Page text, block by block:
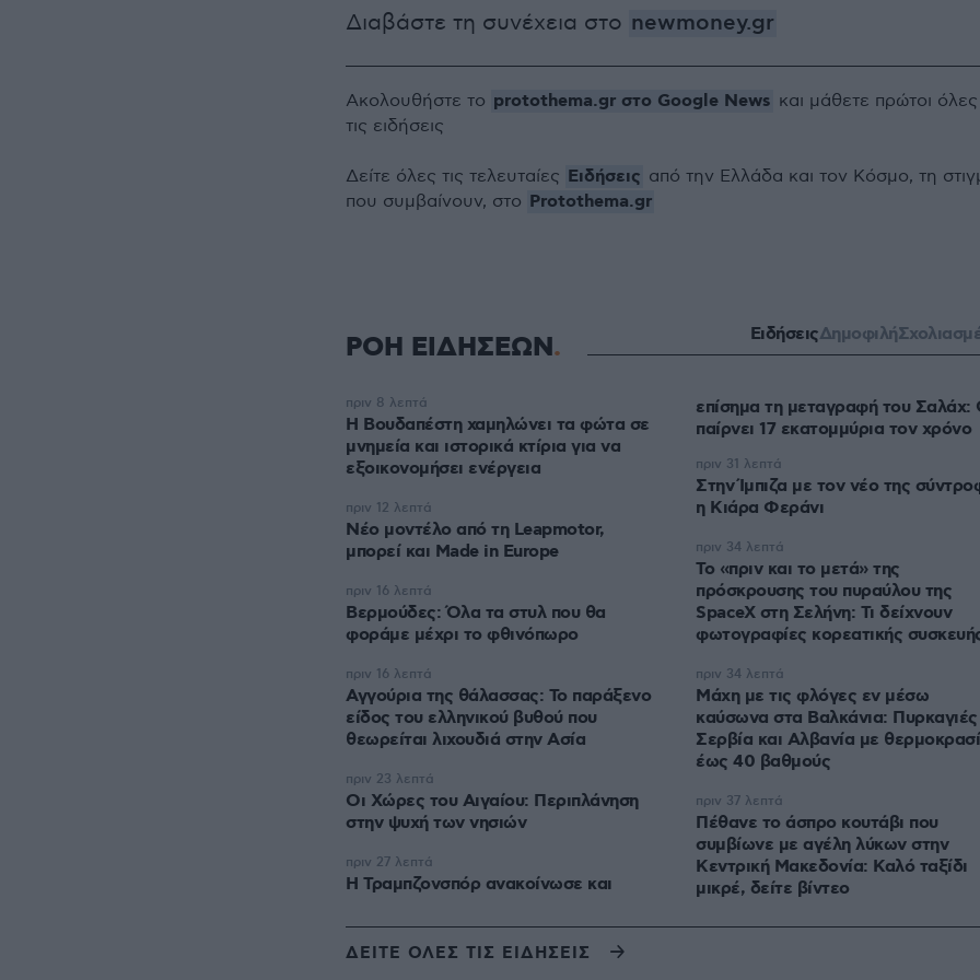
Διαβάστε τη συνέχεια στο newmoney.gr
Ακολουθήστε το protothema.gr στο Google News και μάθετε πρώτοι όλες
τις ειδήσεις
Δείτε όλες τις τελευταίες Ειδήσεις από την Ελλάδα και τον Κόσμο, τη
που συμβαίνουν, στο Protothema.gr
ΡΟΗ ΕΙΔΗΣΕΩΝ ΕιδήσειςΔημοφιλή
Η Βουδαπέστη χαμηλώνει τα φώτα σε
μνημεία και ιστορικά κτίρια για να
εξοικονομήσει ενέργεια
πριν 8 λεπτά
Νέο μοντέλο από τη Leapmotor,
μπορεί και Made in Europe
πριν 12 λεπτά
Βερμούδες: Όλα τα στυλ που θα
φοράμε μέχρι το φθινόπωρο
πριν 16 λεπτά
Αγγούρια της θάλασσας: Το παράξενο
είδος του ελληνικού βυθού που
θεωρείται λιχουδιά στην Ασία
πριν 16 λεπτά
Οι Xώρες του Αιγαίου: Περιπλάνηση
στην ψυχή των νησιών
πριν 23 λεπτά
Η Τραμπζονσπόρ ανακοίνωσε και
επίσημα τη μεταγραφή του
παίρνει 17 εκατομμύρια τον χρόνο
πριν 27 λεπτά
Στην Ίμπιζα με τον νέο της
η Κιάρα Φεράνι
πριν 31 λεπτά
Το «πριν και το μετά» της
πρόσκρουσης του πυραύλου της
SpaceX στη Σελήνη: Τι δείχνουν
φωτογραφίες κορεατικής
πριν 34 λεπτά
Μάχη με τις φλόγες εν μέσω
καύσωνα στα Βαλκάνια:
Σερβία και Αλβανία με
έως 40 βαθμούς
πριν 34 λεπτά
Πέθανε το άσπρο κουτάβι που
συμβίωνε με αγέλη λύκων στην
Κεντρική Μακεδονία: Καλό ταξίδι
μικρέ, δείτε βίντεο
πριν 37 λεπτά
ΔΕΙΤΕ ΟΛΕΣ ΤΙΣ ΕΙΔΗΣΕΙΣ